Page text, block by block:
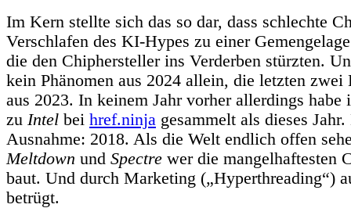
Im Kern stellte sich das so dar, dass schlechte
Verschlafen des KI-Hypes zu einer
die den Chiphersteller ins Verderben stürzten.
kein Phänomen aus 2024 allein, die letzten zwei
aus 2023. In keinem Jahr vorher allerdings habe
zu Intel bei href.ninja gesammelt als dieses
Ausnahme: 2018. Als die Welt endlich offen
Meltdown und Spectre wer die mangelhaftesten
baut. Und durch Marketing („Hyperthreading“)
betrügt.